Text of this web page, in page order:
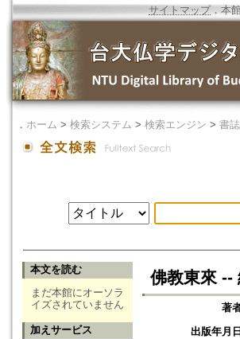
サイトマップ．本
． ホーム > 検索システム > 検索エンジン > 書
本文を読む
まだ本館にオーソラ
イズされていません
加えサービス
佛教東來 --
著
出版年月日